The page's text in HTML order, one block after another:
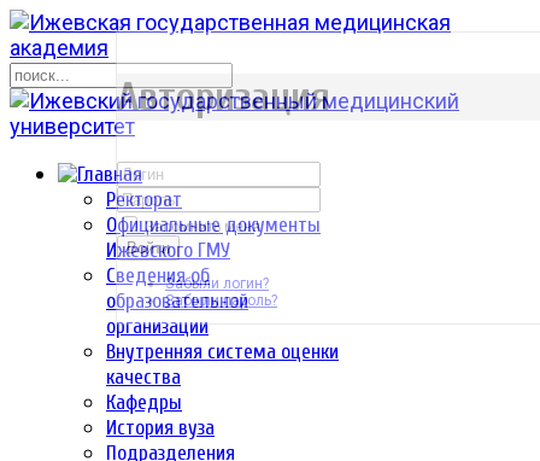
Ректорат
Официальные документы
Ижевского ГМУ
Сведения об
образовательной
организации
Внутренняя система оценки
качества
Кафедры
История вуза
Подразделения
р
Авторизация
Запомнить меня
Войти
Забыли логин?
Забыли пароль?